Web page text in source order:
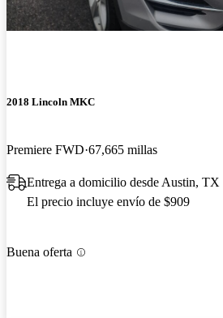
2018 Lincoln MKC
Premiere FWD 67,665 millas
Entrega a domicilio desde Austin, TX
El precio incluye envío de $909
Buena oferta